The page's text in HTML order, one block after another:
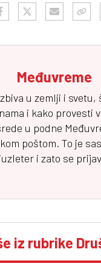
Međuvreme
u zemlji i svetu,
i kako provesti
u podne
poštom. To je
i zato se
iz rubrike